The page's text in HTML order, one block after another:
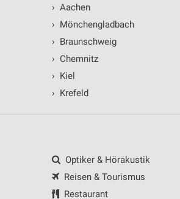
› Aachen
› Mönchengladbach
› Braunschweig
› Chemnitz
› Kiel
› Krefeld
Optiker & Hörakustik
Reisen & Tourismus
Restaurant